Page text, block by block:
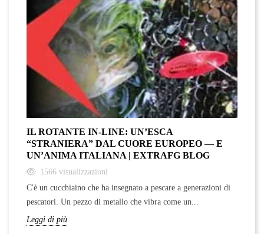
IL ROTANTE IN-LINE: UN’ESCA
“STRANIERA” DAL CUORE EUROPEO — E
UN’ANIMA ITALIANA | EXTRAFG BLOG
1566 visualizzazioni
C'è un cucchiaino che ha insegnato a pescare a generazioni di
pescatori. Un pezzo di metallo che vibra come un...
Leggi di più